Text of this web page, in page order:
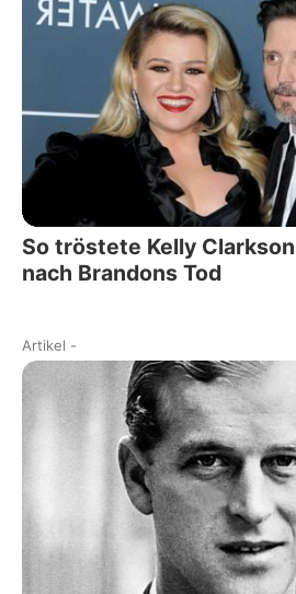
So tröstete Kelly
nach Brandons Tod
Artikel -